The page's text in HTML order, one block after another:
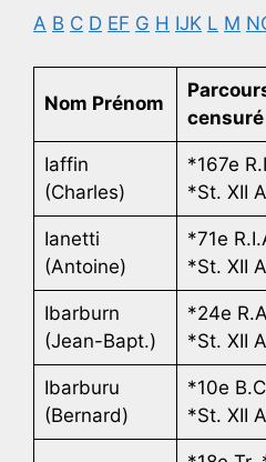
A B C D EF G H IJK L M
Nom Prénom
censuré
Iaffin
(Charles)
*167e
*St. XII A
Ianetti
(Antoine)
*71e
*St. XII A
Ibarburn
(Jean-Bapt.)
*24e
*St. XII A
Ibarburu
(Bernard)
*10e
*St. XII A